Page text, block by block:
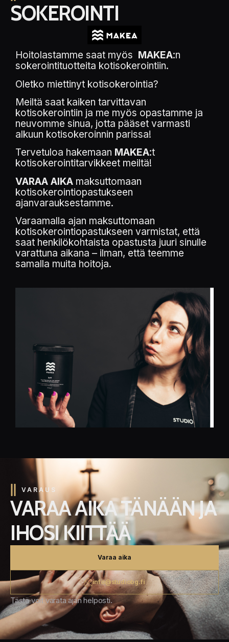
SOKEROINTI
Hoitolastamme saat myös MAKEA:n
sokerointituotteita kotisokerointiin.
Oletko miettinyt kotisokerointia?
Meiltä saat kaiken tarvittavan
kotisokerointiin ja me myös opastamme ja
neuvomme sinua, jotta pääset varmasti
alkuun kotisokeroinnin parissa!
Tervetuloa hakemaan MAKEA:t
kotisokerointitarvikkeet meiltä!
VARAA AIKA maksuttomaan
kotisokerointiopastukseen
ajanvarauksestamme.
Varaamalla ajan maksuttomaan
kotisokerointiopastukseen varmistat, että
saat henkilökohtaista opastusta juuri sinulle
varattuna aikana – ilman, että teemme
samalla muita hoitoja.
VARAUS
VARAA AIKA TÄNÄÄN JA
IHOSI KIITTÄÄ
Varaa aika
info@studiobg.fi
Tästä voit varata ajan helposti.